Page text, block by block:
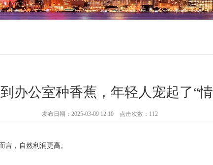
办公室种香蕉，年轻人宠起了“
发布日期：2025-03-09 12:10 点击次数：112
，自然利润更高。